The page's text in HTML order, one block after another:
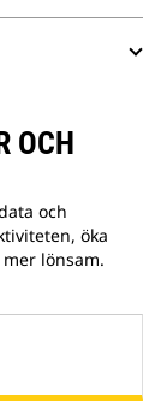
OCH
och
öka
lönsam.